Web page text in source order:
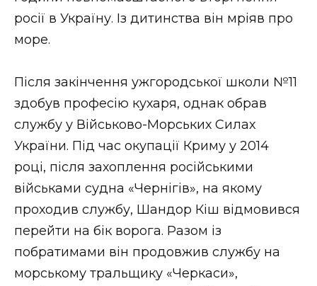
росії в Україну. Із дитинства він мріяв про
море.
Після закінчення ужгородської школи №11
здобув професію кухаря, однак обрав
службу у Військово-Морських Силах
України. Під час окупації Криму у 2014
році, після захоплення російськими
військами судна «Чернігів», на якому
проходив службу, Шандор Кіш відмовився
перейти на бік ворога. Разом із
побратимами він продовжив службу на
морському тральщику «Черкаси»,